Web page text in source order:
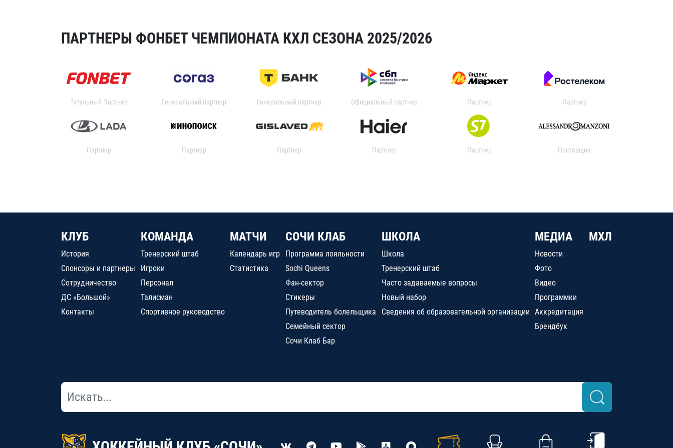
ПАРТНЕРЫ ФОНБЕТ ЧЕМПИОНАТА КХЛ СЕЗОНА 2025/2026
Титульный Партнер Генеральный партнер Генеральный партнер Официальный партнер Партнер Партнер
Партнер Партнер Партнер Партнер Партнер Поставщик
КЛУБ
История
Спонсоры и партнеры
Сотрудничество
ДС «Большой»
Контакты
КОМАНДА
Тренерский штаб
Игроки
Персонал
Талисман
Спортивное руководство
МАТЧИ
Календарь игр
Статистика
СОЧИ КЛАБ
Программа лояльности
Sochi Queens
Фан-сектор
Стикеры
Путеводитель болельщика
Семейный сектор
Сочи Клаб Бар
ШКОЛА
Школа
Тренерский штаб
Часто задаваемые вопросы
Новый набор
Сведения об образовательной организации
МЕДИА
Новости
Фото
Видео
Программки
Аккредитация
Брендбук
МХЛ